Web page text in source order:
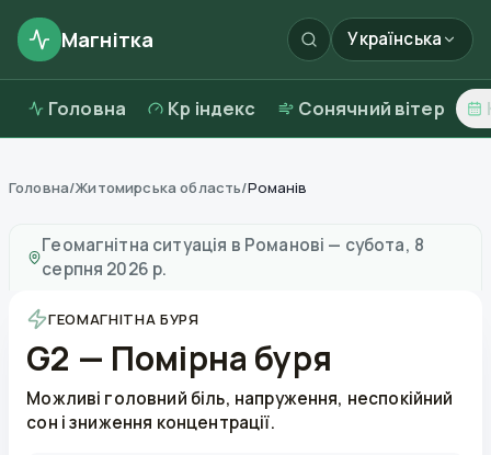
Магнітка Українська
Головна Kp індекс Сонячний вітер
Головна/Житомирська область/Романів
Геомагнітна ситуація в Романові — субота, 8
серпня 2026 р.
ГЕОМАГНІТНА БУРЯ
G2 — Помірна буря
Можливі головний біль, напруження, неспокійний
сон і зниження концентрації.